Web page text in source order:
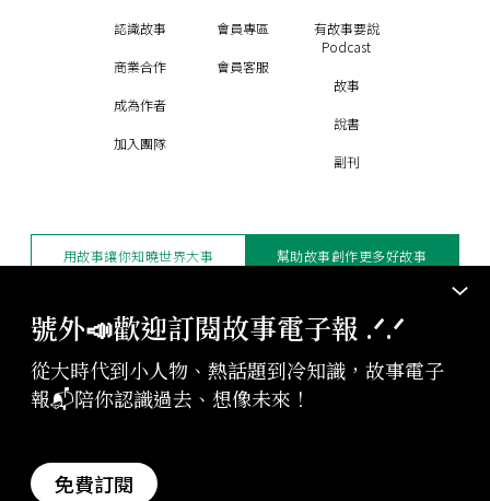
號外📣歡迎訂閱故事電子報 .ᐟ‪‪.ᐟ
從大時代到小人物、熱話題到冷知識，故事電子
報📬陪你認識過去、想像未來！
免費訂閱
認識故事
商業合作
成為作者
加入團隊
會員專區
會員客服
有故事要說
Podcast
故事
說書
副刊
版權聲明與轉載規範
授權與合作：contact@storystudio.tw
StoryStudio Inc. All Rights Reserved.
用故事讓你知曉世界大事 幫助故事創作更多好故事